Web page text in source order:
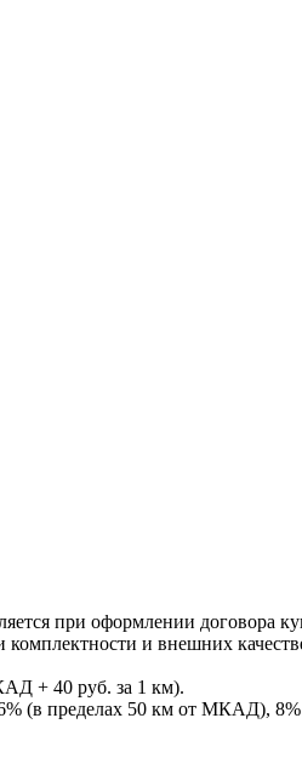
при оформлении договора
и внешних
+ 40 руб. за 1 км).
(в пределах 50 км от МКАД),